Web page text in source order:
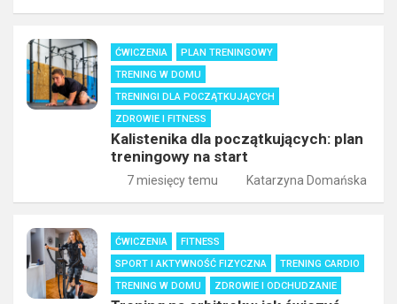
ĆWICZENIA
PLAN TRENINGOWY
TRENING W DOMU
TRENINGI DLA POCZĄTKUJĄCYCH
ZDROWIE I FITNESS
Kalistenika dla początkujących: plan
treningowy na start
7 miesięcy temu Katarzyna Domańska
ĆWICZENIA
FITNESS
SPORT I AKTYWNOŚĆ FIZYCZNA
TRENING CARDIO
TRENING W DOMU
ZDROWIE I ODCHUDZANIE